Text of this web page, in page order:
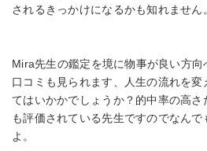
されるきっかけになるかも知れません
Mira先生の鑑定を境に物事が良い方向
口コミも見られます、人生の流れを
てはいかかでしょうか？的中率の高
も評価されている先生ですのでなん
よ。